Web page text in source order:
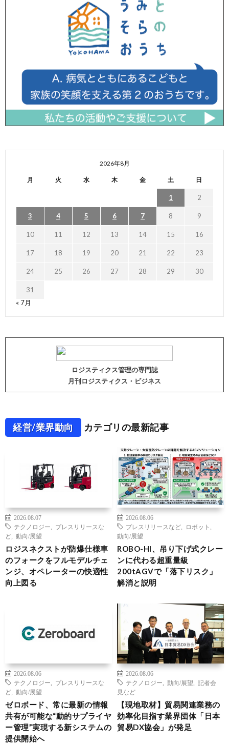
2026年8月
月 火 水 木 金 土 日
1 2
3 4 5 6 7 8 9
10 11 12 13 14 15 16
17 18 19 20 21 22 23
24 25 26 27 28 29 30
31
« 7月
ロジスティクス管理の専門誌
月刊ロジスティクス・ビジネス
経営/業界動向 カテゴリの最新記事
2026.08.07
テクノロジー
プレスリリースな
ど
動向/展望
ロジスネクストが防爆仕様車
のフォークをフルモデルチェ
ンジ、オペレーターの快適性
向上図る
2026.08.06
プレスリリースなど
ロボット
動向/展望
ROBO-HI、吊り下げ式クレー
ンに代わる超重量級
200tAGVで「落下リスク」
解消と説明
2026.08.06
テクノロジー
プレスリリースな
ど
動向/展望
ゼロボード、常に最新の情報
共有が可能な“動的サプライヤ
ー管理”実現する新システムの
提供開始へ
2026.08.06
テクノロジー
動向/展望
記者会
見など
【現地取材】貿易関連業務の
効率化目指す業界団体「日本
貿易DX協会」が発足